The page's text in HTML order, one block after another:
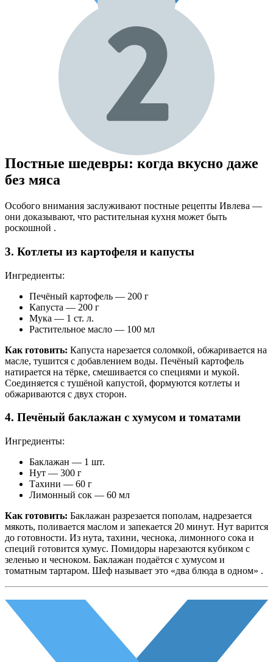
Постные шедевры: когда вкусно даже
без мяса
Особого внимания заслуживают постные рецепты Ивлева —
они доказывают, что растительная кухня может быть
роскошной .
3. Котлеты из картофеля и капусты
Ингредиенты:
Печёный картофель — 200 г
Капуста — 200 г
Мука — 1 ст. л.
Растительное масло — 100 мл
Как готовить: Капуста нарезается соломкой, обжаривается на
масле, тушится с добавлением воды. Печёный картофель
натирается на тёрке, смешивается со специями и мукой.
Соединяется с тушёной капустой, формуются котлеты и
обжариваются с двух сторон.
4. Печёный баклажан с хумусом и томатами
Ингредиенты:
Баклажан — 1 шт.
Нут — 300 г
Тахини — 60 г
Лимонный сок — 60 мл
Как готовить: Баклажан разрезается пополам, надрезается
мякоть, поливается маслом и запекается 20 минут. Нут варится
до готовности. Из нута, тахини, чеснока, лимонного сока и
специй готовится хумус. Помидоры нарезаются кубиком с
зеленью и чесноком. Баклажан подаётся с хумусом и
томатным тартаром. Шеф называет это «два блюда в одном» .